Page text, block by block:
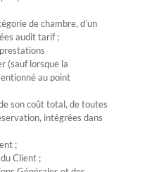
de chambre, d’un
audit tarif ;
(sauf lorsque la
au point
son coût total, de toutes
intégrées dans
;
Client ;